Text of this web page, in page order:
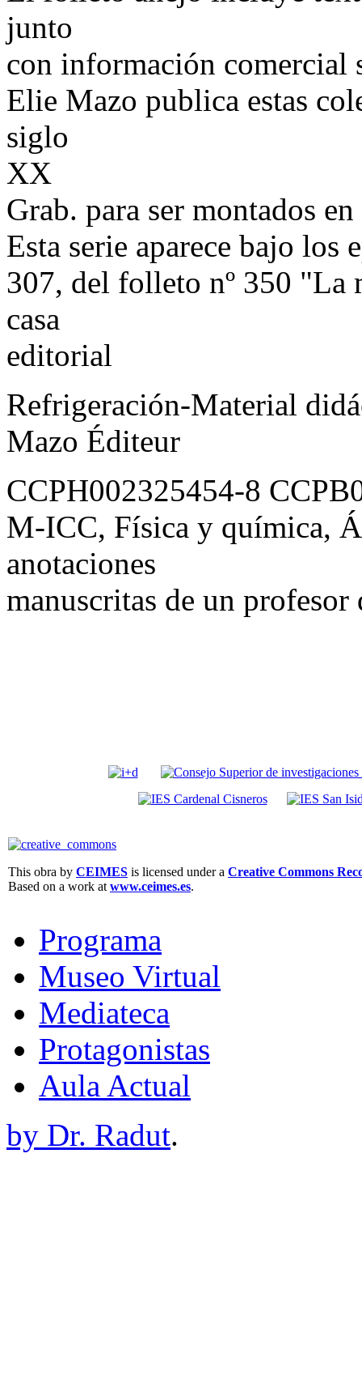
junto
con información comercial
Elie Mazo publica estas
siglo
XX
Grab. para ser montados
Esta serie aparece bajo los
307, del folleto nº 350 "La
casa
editorial
Refrigeración-Material
Mazo Éditeur
CCPH002325454-8
M-ICC, Física y química,
anotaciones
manuscritas de un
This obra by CEIMES is licensed under a Creative Commons
Based on a work at www.ceimes.es.
Programa
Museo Virtual
Mediateca
Protagonistas
Aula Actual
by Dr. Radut.